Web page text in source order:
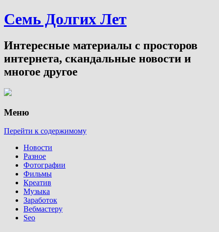
Семь Долгих Лет
Интересные материалы с просторов
интернета, скандальные новости и
многое другое
Меню
Перейти к содержимому
Новости
Разное
Фотографии
Фильмы
Креатив
Музыка
Заработок
Вебмастеру
Seo